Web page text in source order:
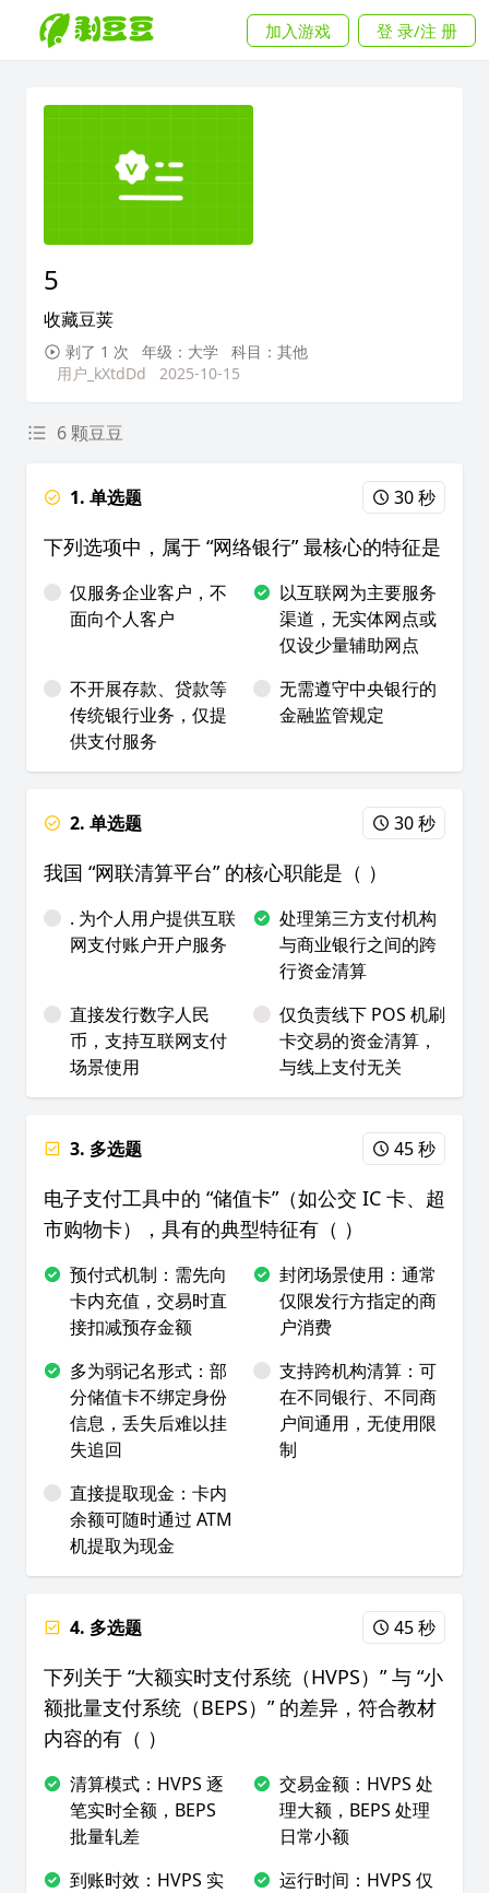
加入游戏 登 录/注 册
5
收藏豆荚
剥了 1 次 年级：大学
科目：其他
用户_kXtdDd
2025-10-15
6 颗豆豆
1. 单选题 30 秒
下列选项中，属于 “网络银行” 最核心的特征是
仅服务企业客户，不
面向个人客户
以互联网为主要服务
渠道，无实体网点或
仅设少量辅助网点
不开展存款、贷款等
传统银行业务，仅提
供支付服务
无需遵守中央银行的
金融监管规定
2. 单选题 30 秒
我国 “网联清算平台” 的核心职能是（ ）
. 为个人用户提供互联
网支付账户开户服务
处理第三方支付机构
与商业银行之间的跨
行资金清算
直接发行数字人民
币，支持互联网支付
场景使用
仅负责线下 POS 机刷
卡交易的资金清算，
与线上支付无关
3. 多选题 45 秒
电子支付工具中的 “储值卡”（如公交 IC 卡、超
市购物卡），具有的典型特征有（ ）
预付式机制：需先向
卡内充值，交易时直
接扣减预存金额
封闭场景使用：通常
仅限发行方指定的商
户消费
多为弱记名形式：部
分储值卡不绑定身份
信息，丢失后难以挂
失追回
支持跨机构清算：可
在不同银行、不同商
户间通用，无使用限
制
直接提取现金：卡内
余额可随时通过 ATM
机提取为现金
4. 多选题 45 秒
下列关于 “大额实时支付系统（HVPS）” 与 “小
额批量支付系统（BEPS）” 的差异，符合教材
内容的有（ ）
清算模式：HVPS 逐
笔实时全额，BEPS
批量轧差
交易金额：HVPS 处
理大额，BEPS 处理
日常小额
到账时效：HVPS 实
运行时间：HVPS 仅